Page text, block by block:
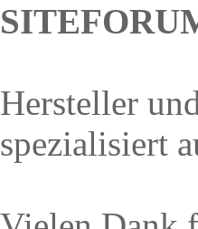
Hersteller
spezialisiert